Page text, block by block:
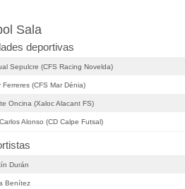
Sala
deportivas
Sepulcre (CFS Racing Novelda)
Ferreres (CFS Mar Dénia)
Oncina (Xaloc Alacant FS)
Alonso (CD Calpe Futsal)
Durán
Benítez